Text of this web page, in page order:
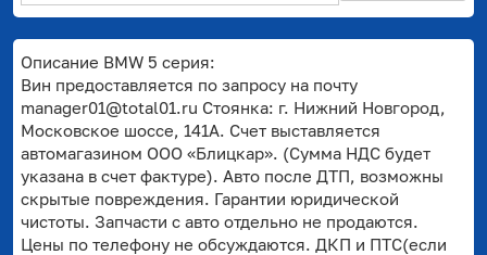
Описание BMW 5 серия:
Вин предоставляется по запросу на почту
manager01@total01.ru Стоянка: г. Нижний Новгород,
Московское шоссе, 141А. Счет выставляется
автомагазином ООО «Блицкар». (Сумма НДС будет
указана в счет фактуре). Авто после ДТП, возможны
скрытые повреждения. Гарантии юридической
чистоты. Запчасти с авто отдельно не продаются.
Цены по телефону не обсуждаются. ДКП и ПТС(если